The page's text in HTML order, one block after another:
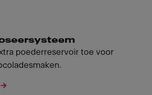
poederreservoir toe voor